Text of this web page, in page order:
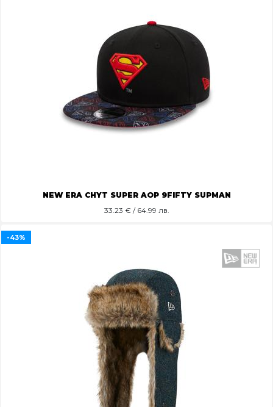
NEW ERA CHYT SUPER AOP 9FIFTY SUPMAN
33.23 € / 64.99 лв.
-43%